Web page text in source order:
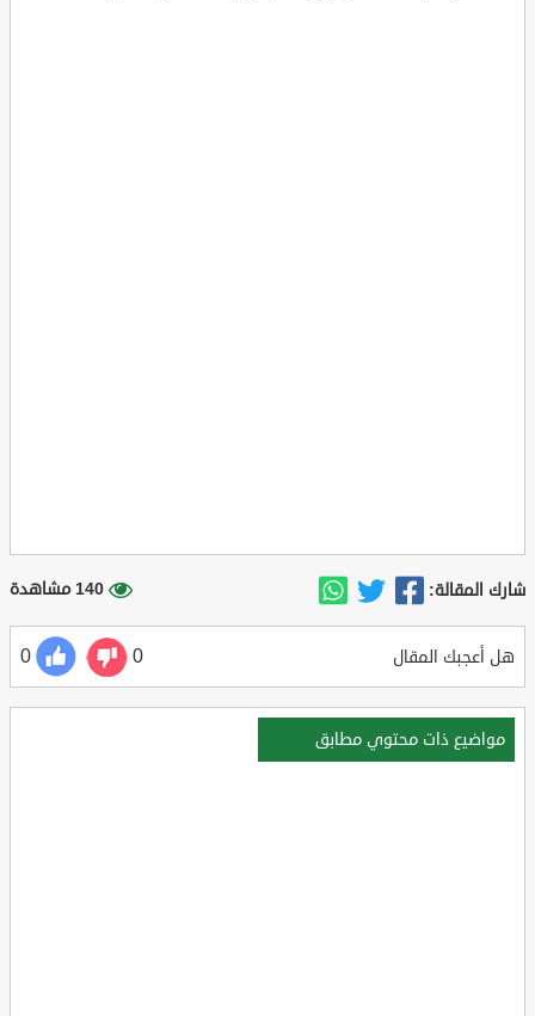
شارك المقالة: 140 مشاهدة
هل أعجبك المقال 0
0
مواضيع ذات محتوي مطابق